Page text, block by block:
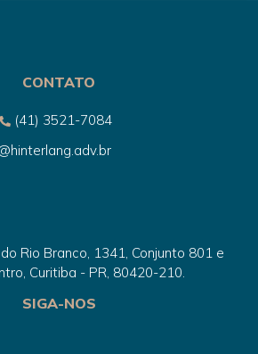
CONTATO
(41) 3521-7084
Rio Branco, 1341, Conjunto 801 e
Curitiba - PR, 80420-210.
SIGA-NOS